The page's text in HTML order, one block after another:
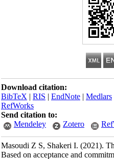
Download citation:
BibTeX|RIS|EndNote|
RefWorks
Send citation to:
Mendeley
Zotero
Masoudi Z S, Shakeri I.(2021).
Based on acceptance and